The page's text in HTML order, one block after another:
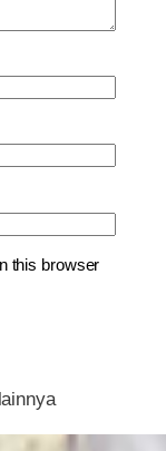
this browser